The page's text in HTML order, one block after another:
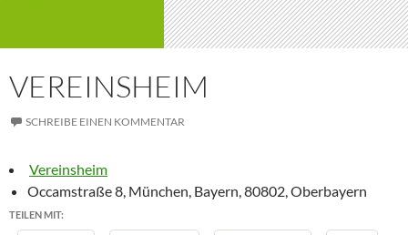
VEREINSHEIM
SCHREIBE EINEN KOMMENTAR
Vereinsheim
Occamstraße 8, München, Bayern, 80802, Oberbayern
TEILEN MIT: